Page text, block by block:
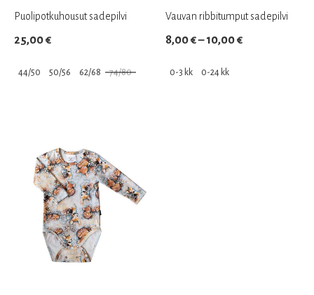
Puolipotkuhousut sadepilvi
25,00€
44/50 50/56 62/68 74/80
useampi
muunnelma.
valinnat
tuotteen
Vauvan ribbitumput sadepilvi
8,00€– 10,00€Hintaluokka:
0-3 kk 0-24 kk